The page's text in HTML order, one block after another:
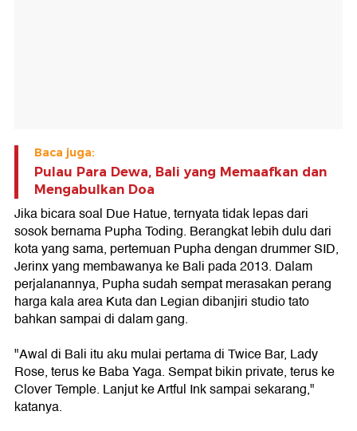
Baca juga:
Pulau Para Dewa, Bali yang Memaafkan dan
Mengabulkan Doa
Jika bicara soal Due Hatue, ternyata tidak lepas dari
sosok bernama Pupha Toding. Berangkat lebih dulu dari
kota yang sama, pertemuan Pupha dengan drummer SID,
Jerinx yang membawanya ke Bali pada 2013. Dalam
perjalanannya, Pupha sudah sempat merasakan perang
harga kala area Kuta dan Legian dibanjiri studio tato
bahkan sampai di dalam gang.
"Awal di Bali itu aku mulai pertama di Twice Bar, Lady
Rose, terus ke Baba Yaga. Sempat bikin private, terus ke
Clover Temple. Lanjut ke Artful Ink sampai sekarang,"
katanya.